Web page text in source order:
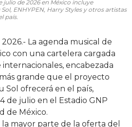
julio de 2026 en México incluye
ENHYPEN, Harry Styles y otros artistas
país.
La agenda musical de
con una cartelera cargada
internacionales, encabezada
grande que el proyecto
Sol ofrecerá en el país,
de julio en el Estadio GNP
de México.
mayor parte de la oferta del